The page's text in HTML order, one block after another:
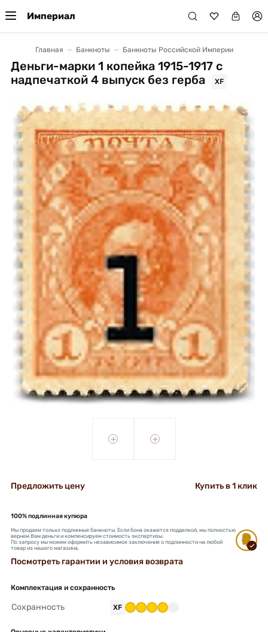
Империал
Главная Банкноты Банкноты Российской Империи
Деньги-марки 1 копейка 1915-1917 с
надпечаткой 4 выпуск без герба
XF
+ +
Предложить цену Купить в 1 клик
100% подлинная купюра
Мы продаем только подлинные банкноты. Если бона окажется подделкой, мы полностью
вернем Вам деньги и компенсируем стоимость экспертизы.
По запросу мы можем оформить независимое заключение о подлинности на любой
товар из нашего магазина.
Посмотреть гарантии и условия возврата
Комплектация и сохранность
Сохранность XF